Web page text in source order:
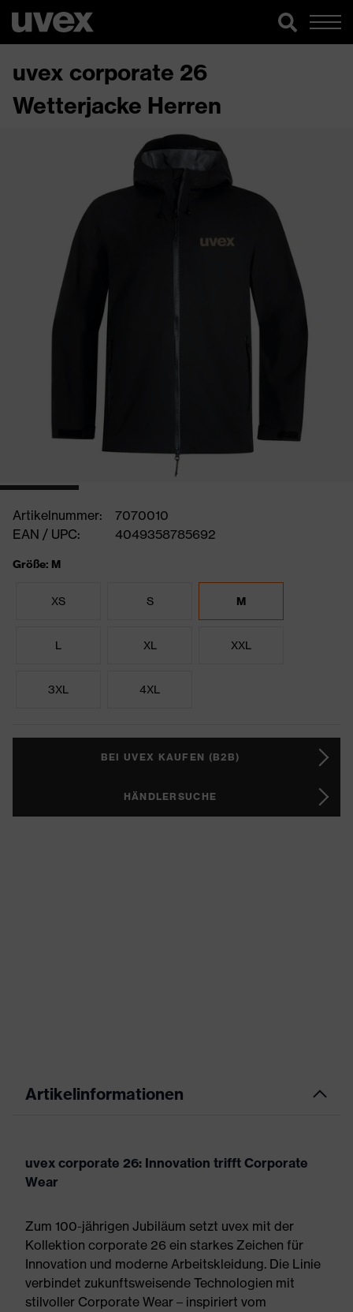
uvex corporate 26
Wetterjacke Herren
Artikelnummer:
7070010
EAN / UPC:
4049358785692
Größe: M
XS S M
L XL XXL
3XL 4XL
BEI UVEX KAUFEN (B2B)
HÄNDLERSUCHE
Artikelinformationen
uvex corporate 26: Innovation trifft Corporate
Wear
Zum 100-jährigen Jubiläum setzt uvex mit der
Kollektion corporate 26 ein starkes Zeichen für
Innovation und moderne Arbeitskleidung. Die Linie
verbindet zukunftsweisende Technologien mit
stilvoller Corporate Wear – inspiriert vom